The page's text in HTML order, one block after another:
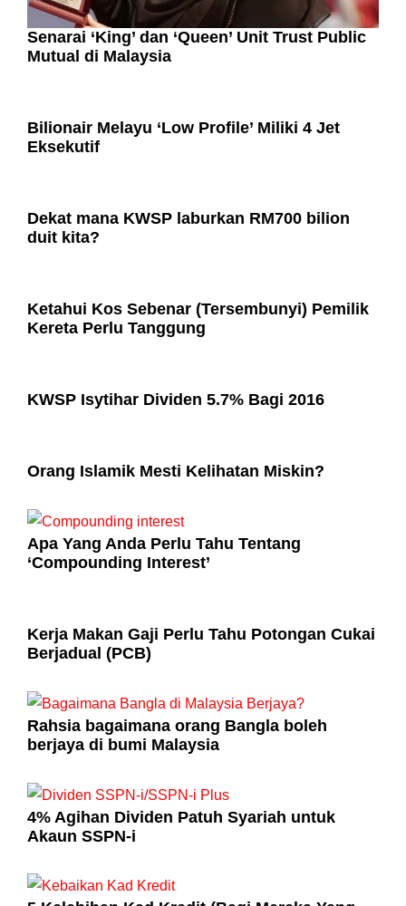
Senarai ‘King’ dan ‘Queen’ Unit Trust Public
Mutual di Malaysia
Bilionair Melayu ‘Low Profile’ Miliki 4 Jet
Eksekutif
Dekat mana KWSP laburkan RM700 bilion
duit kita?
Ketahui Kos Sebenar (Tersembunyi) Pemilik
Kereta Perlu Tanggung
KWSP Isytihar Dividen 5.7% Bagi 2016
Orang Islamik Mesti Kelihatan Miskin?
Apa Yang Anda Perlu Tahu Tentang
‘Compounding Interest’
Kerja Makan Gaji Perlu Tahu Potongan Cukai
Berjadual (PCB)
Rahsia bagaimana orang Bangla boleh
berjaya di bumi Malaysia
4% Agihan Dividen Patuh Syariah untuk
Akaun SSPN-i